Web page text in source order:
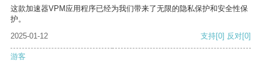
这款加速器VPM应用程序已经为我们带来了无限的隐私保护和安全性保
护。
2025-01-12
支持[0] 反对[0]
游客